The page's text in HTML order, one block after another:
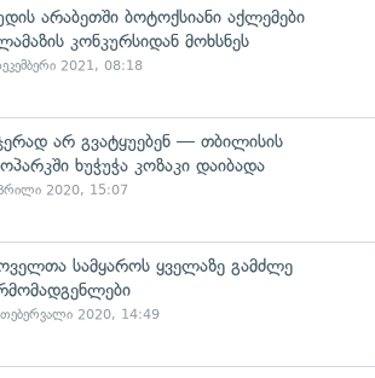
არაბეთში ბოტოქსიანი აქლემები
კონკურსიდან მოხსნეს
2021, 08:18
არ გვატყუებენ — თბილისის
ხუჭუჭა კოზაკი დაიბადა
2020, 15:07
სამყაროს ყველაზე გამძლე
2020, 14:49